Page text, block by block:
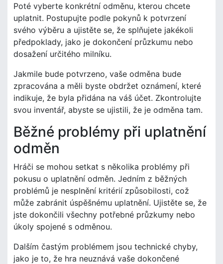
Poté vyberte konkrétní odměnu, kterou chcete
uplatnit. Postupujte podle pokynů k potvrzení
svého výběru a ujistěte se, že splňujete jakékoli
předpoklady, jako je dokončení průzkumu nebo
dosažení určitého milníku.
Jakmile bude potvrzeno, vaše odměna bude
zpracována a měli byste obdržet oznámení, které
indikuje, že byla přidána na váš účet. Zkontrolujte
svou inventář, abyste se ujistili, že je odměna tam.
Běžné problémy při uplatnění
odměn
Hráči se mohou setkat s několika problémy při
pokusu o uplatnění odměn. Jedním z běžných
problémů je nesplnění kritérií způsobilosti, což
může zabránit úspěšnému uplatnění. Ujistěte se, že
jste dokončili všechny potřebné průzkumy nebo
úkoly spojené s odměnou.
Dalším častým problémem jsou technické chyby,
jako je to, že hra neuznává vaše dokončené